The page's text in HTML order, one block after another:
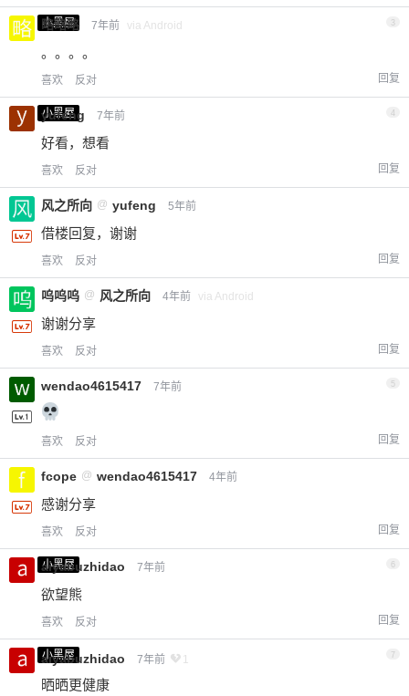
小黑屋
略略略 7年前 via Android 3
。。。。
喜欢 反对 回复
小黑屋
yufeng 7年前 4
好看，想看
喜欢 反对 回复
风之所向 @ yufeng 5年前
借楼回复，谢谢
喜欢 反对 回复
呜呜呜 @ 风之所向 4年前 via Android
谢谢分享
喜欢 反对 回复
wendao4615417 7年前 5
喜欢 反对 回复
fcope @ wendao4615417 4年前
感谢分享
喜欢 反对 回复
小黑屋
aiyabuzhidao 7年前
欲望熊
喜欢 反对 回复
小黑屋
aiyabuzhidao 7年前 1 7
晒晒更健康